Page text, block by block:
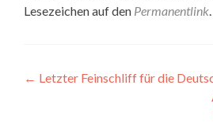
Lesezeichen auf den Permanentlink.
← Letzter Feinschliff für die